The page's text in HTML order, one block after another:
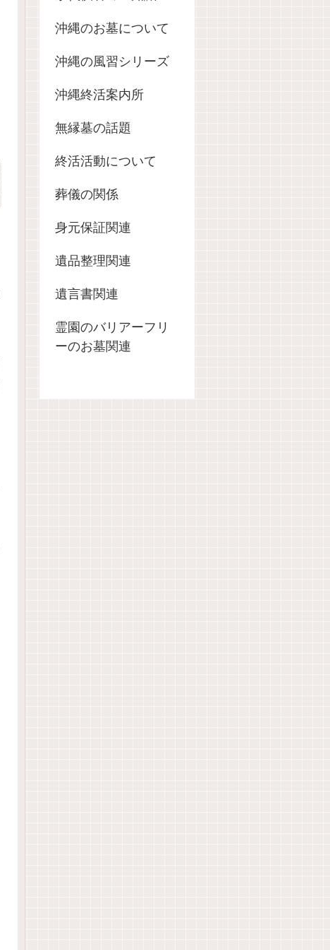
沖縄のお墓について
沖縄の風習シリーズ
沖縄終活案内所
無縁墓の話題
終活活動について
葬儀の関係
身元保証関連
遺品整理関連
遺言書関連
霊園のバリアーフリ
ーのお墓関連